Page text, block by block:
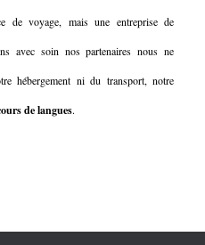
de voyage, mais une entreprise de
avec soin nos partenaires nous ne
hébergement ni du transport, notre
de langues.